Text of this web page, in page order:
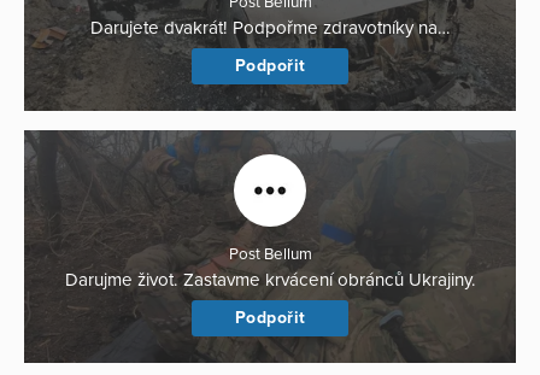
Darujete dvakrát! Podpořme zdravotníky na…
Podpořit
Post Bellum
Darujme život. Zastavme krvácení obránců Ukrajiny.
Podpořit